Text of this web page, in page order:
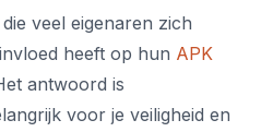
veel eigenaren zich
heeft op hun APK
antwoord is
voor je veiligheid en